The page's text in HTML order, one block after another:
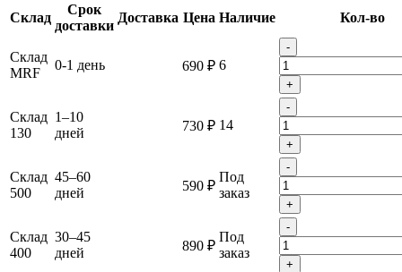
Склад
Срок
доставки
Доставка Цена Наличие Кол-во
Склад
MRF
0-1 день 690 ₽ 6
-
+
Склад
130
1–10
дней
730 ₽ 14
-
+
Склад
500
45–60
дней
590 ₽
Под
заказ
-
+
Склад
400
30–45
дней
890 ₽
Под
заказ
-
+